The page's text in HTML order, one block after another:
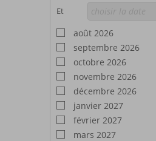
Et
août 2026
septembre 2026
octobre 2026
novembre 2026
décembre 2026
janvier 2027
février 2027
mars 2027